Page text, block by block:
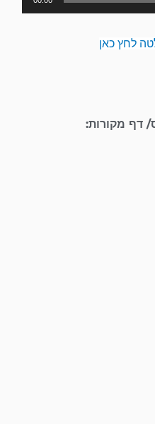
לחץ כאן
דף מקורות: